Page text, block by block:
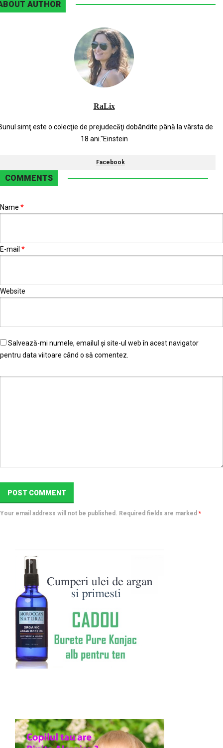
AUTHOR
RaLix
simţ este o colecţie de prejudecăţi dobândite până la vârsta de
18 ani."Einstein
Facebook
COMMENTS
Name *
E-mail *
Website
Salvează-mi numele, emailul și site-ul web în acest navigator
pentru data viitoare când o să comentez.
Your email address will not be published. Required fields are marked *